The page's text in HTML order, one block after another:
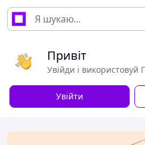
Привіт
Увійди і
Увійти